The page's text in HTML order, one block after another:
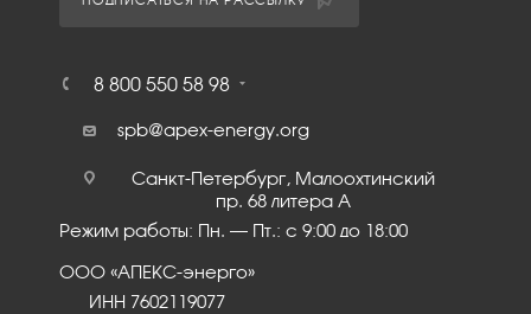
8 800 550 58 98
spb@apex-energy.org
Санкт-Петербург, Малоохтинский
пр. 68 литера А
Режим работы: Пн. – Пт.: с 9:00 до 18:00
ООО «АПЕКС-энерго»
ИНН 7602119077